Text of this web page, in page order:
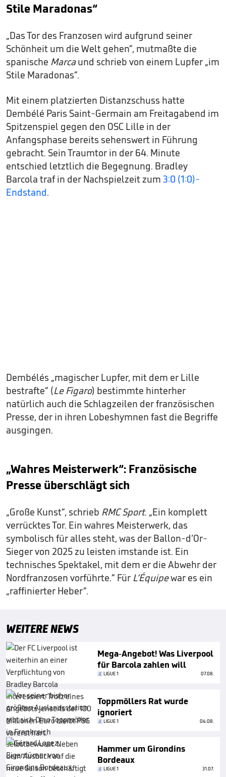
Stile Maradonas“
„Das Tor des Franzosen wird aufgrund seiner
Schönheit um die Welt gehen“, mutmaßte die
spanische Marcaund schrieb von einem Lupfer „im
Stile Maradonas“.
Mit einem platzierten Distanzschuss hatte
Dembélé Paris Saint-Germain am Freitagabend im
Spitzenspiel gegen den OSC Lille in der
Anfangsphase bereits sehenswert in Führung
gebracht. Sein Traumtor in der 64. Minute
entschied letztlich die Begegnung. Bradley
Barcola traf in der Nachspielzeit zum 3:0 (1:0)-
Endstand.
Dembélés „magischer Lupfer, mit dem er Lille
bestrafte“ (Le Figaro) bestimmte hinterher
natürlich auch die Schlagzeilen der französischen
Presse, der in ihren Lobeshymnen fast die Begriffe
ausgingen.
„Wahres Meisterwerk“: Französische
Presse überschlägt sich
„Große Kunst“, schrieb RMC Sport. „Ein komplett
verrücktes Tor. Ein wahres Meisterwerk, das
symbolisch für alles steht, was der Ballon-d’Or-
Sieger von 2025 zu leisten imstande ist. Ein
technisches Spektakel, mit dem er die Abwehr der
Nordfranzosen vorführte.“ Für L‘Équipewar es ein
„raffinierter Heber“.
WEITERE NEWS
Mega-Angebot! Was Liverpool
für Barcola zahlen will
LIGUE 1 07.08.
Toppmöllers Rat wurde
ignoriert
LIGUE 1 04.08.
Hammer um Girondins
Bordeaux
LIGUE 1 31.07.